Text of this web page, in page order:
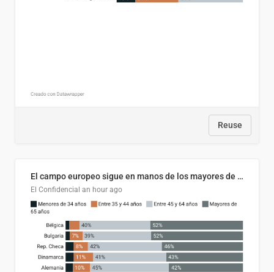
Reuse
El campo europeo sigue en manos de los mayores de 45 (Copy)
El Confidencial an hour ago